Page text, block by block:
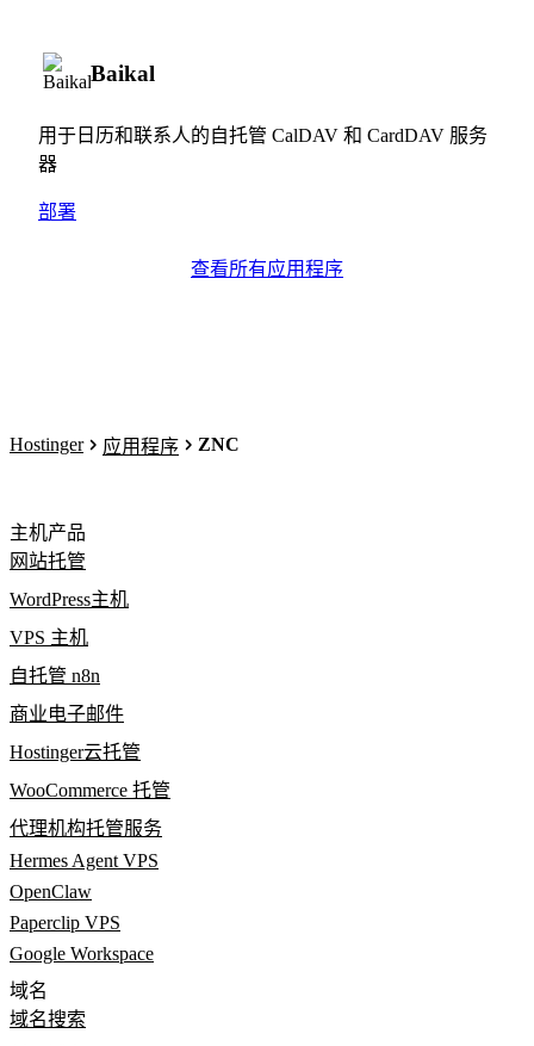
Baikal
用于日历和联系人的自托管 CalDAV 和 CardDAV 服务
器
部署
查看所有应用程序
Hostinger 应用程序 ZNC
主机产品
网站托管
WordPress主机
VPS 主机
自托管 n8n
商业电子邮件
Hostinger云托管
WooCommerce 托管
代理机构托管服务
Hermes Agent VPS
OpenClaw
Paperclip VPS
Google Workspace
域名
域名搜索